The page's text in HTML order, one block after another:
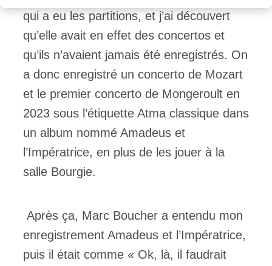
qui a eu les partitions, et j’ai découvert
qu’elle avait en effet des concertos et
qu’ils n’avaient jamais été enregistrés. On
a donc enregistré un concerto de Mozart
et le premier concerto de Mongeroult en
2023 sous l’étiquette Atma classique dans
un album nommé Amadeus et
l’Impératrice, en plus de les jouer à la
salle Bourgie.
Après ça, Marc Boucher a entendu mon
enregistrement Amadeus et l’Impératrice,
puis il était comme « Ok, là, il faudrait